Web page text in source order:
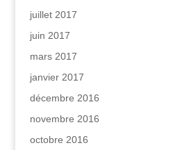
juillet 2017
juin 2017
mars 2017
janvier 2017
décembre 2016
novembre 2016
octobre 2016